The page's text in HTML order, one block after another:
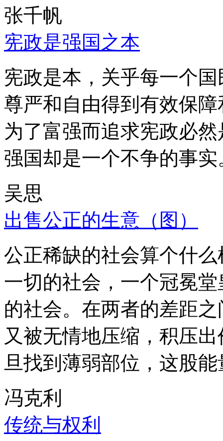
张千帆
宪政是强国之本
宪政是本，关乎每一个
尊严和自由得到有效保
为了富强而追求宪政必
强国却是一个不争的事实
吴思
出售公正的生意（图）
公正稀缺的社会算个什
一切的社会，一个冠冕
的社会。在两者的差距
又被无情地压缩，积压
旦找到薄弱部位，这股
冯克利
传统与权利